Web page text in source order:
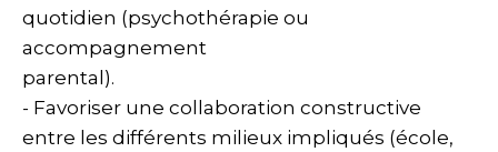
quotidien (psychothérapie ou
accompagnement
parental).
- Favoriser une collaboration constructive
entre les différents milieux impliqués (école,